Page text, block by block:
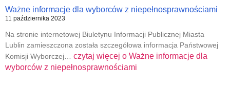
Ważne informacje dla wyborców z niepełnosprawnościami
11 października 2023
Na stronie internetowej Biuletynu Informacji Publicznej Miasta
Lublin zamieszczona została szczegółowa informacja Państwowej
Komisji Wyborczej… czytaj więcej o Ważne informacje dla
wyborców z niepełnosprawnościami